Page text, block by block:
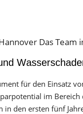
für den Einsatz
im Bereich
in den ersten fünf